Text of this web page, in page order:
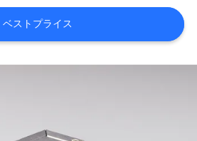
ベストプライス